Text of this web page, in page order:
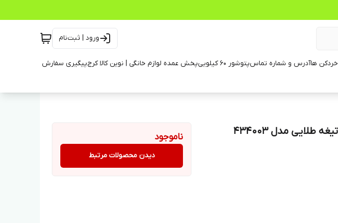
ورود | ثبت‌نام
خردکن هاآدرس و شماره تماسپتوشور ۶۰ کیلویی پخش عمده لوازم خانگی | نوین کالا کرجپیگیری سفارش
ناموجود
دیدن محصولات مرتبط